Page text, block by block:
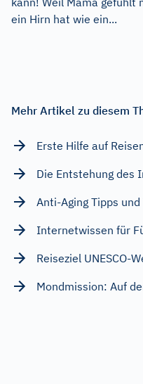
ein Hirn hat wie ein...
Mehr Artikel zu diesem
Erste Hilfe auf
Die Entstehung des
Anti-Aging Tipps und
Internetwissen für
Reiseziel UNESCO-
Mondmission: Auf